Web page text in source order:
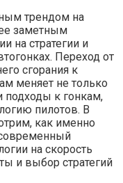
трендом на
заметным
на стратегии и
Переход от
сгорания к
меняет не только
подходы к гонкам,
пилотов. В
как именно
на скорость
и выбор стратегий